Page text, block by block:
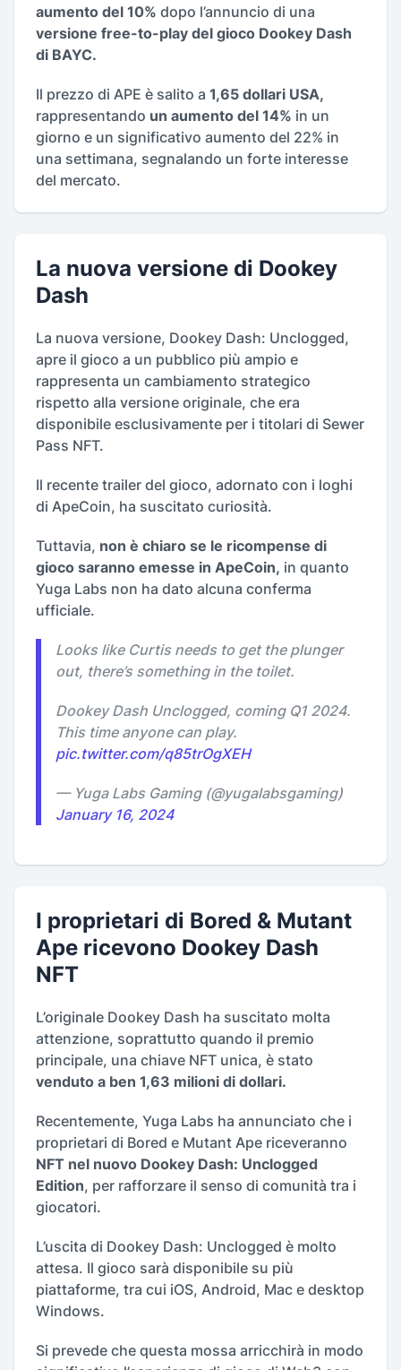
aumento del 10% dopo l’annuncio di una
versione free-to-play del gioco Dookey Dash
di BAYC.
Il prezzo di APE è salito a 1,65 dollari USA,
rappresentando un aumento del 14% in un
giorno e un significativo aumento del 22% in
una settimana, segnalando un forte interesse
del mercato.
La nuova versione di Dookey
Dash
La nuova versione, Dookey Dash: Unclogged,
apre il gioco a un pubblico più ampio e
rappresenta un cambiamento strategico
rispetto alla versione originale, che era
disponibile esclusivamente per i titolari di Sewer
Pass NFT.
Il recente trailer del gioco, adornato con i loghi
di ApeCoin, ha suscitato curiosità.
Tuttavia, non è chiaro se le ricompense di
gioco saranno emesse in ApeCoin, in quanto
Yuga Labs non ha dato alcuna conferma
ufficiale.
Looks like Curtis needs to get the plunger
out, there’s something in the toilet.
Dookey Dash Unclogged, coming Q1 2024.
This time anyone can play.
pic.twitter.com/q85trOgXEH
— Yuga Labs Gaming (@yugalabsgaming)
January 16, 2024
I proprietari di Bored & Mutant
Ape ricevono Dookey Dash
NFT
L’originale Dookey Dash ha suscitato molta
attenzione, soprattutto quando il premio
principale, una chiave NFT unica, è stato
venduto a ben 1,63 milioni di dollari.
Recentemente, Yuga Labs ha annunciato che i
proprietari di Bored e Mutant Ape riceveranno
NFT nel nuovo Dookey Dash: Unclogged
Edition, per rafforzare il senso di comunità tra i
giocatori.
L’uscita di Dookey Dash: Unclogged è molto
attesa. Il gioco sarà disponibile su più
piattaforme, tra cui iOS, Android, Mac e desktop
Windows.
Si prevede che questa mossa arricchirà in modo